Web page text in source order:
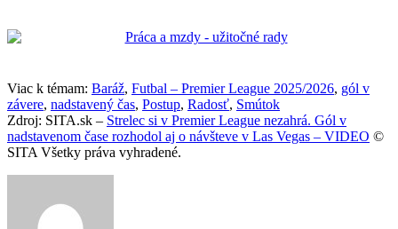
Viac k témam: Baráž, Futbal – Premier League 2025/2026, gól v
závere, nadstavený čas, Postup, Radosť, Smútok
Zdroj: SITA.sk – Strelec si v Premier League nezahrá. Gól v
nadstavenom čase rozhodol aj o návšteve v Las Vegas – VIDEO ©
SITA Všetky práva vyhradené.